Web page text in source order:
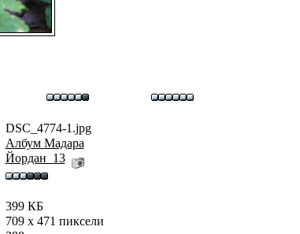
DSC_4774-1.jpg
Албум Мадара
Йордан_13
399 КБ
709 x 471 пиксели